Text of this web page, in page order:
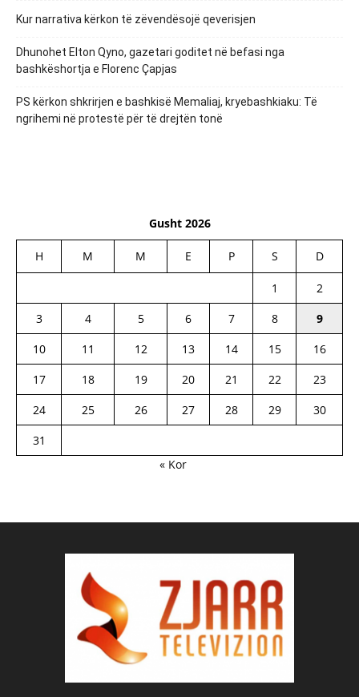
Kur narrativa kërkon të zëvendësojë qeverisjen
Dhunohet Elton Qyno, gazetari goditet në befasi nga
bashkëshortja e Florenc Çapjas
PS kërkon shkrirjen e bashkisë Memaliaj, kryebashkiaku: Të
ngrihemi në protestë për të drejtën tonë
Gusht 2026
H M M E P S D
1
2
3
4 5 6 7 8
9
10
11 12 13 14 15
16
17
18 19 20 21 22
23
24
25 26 27 28 29
30
31
« Kor